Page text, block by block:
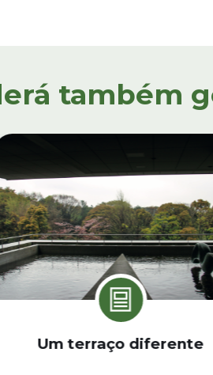
também
Um terraço diferente